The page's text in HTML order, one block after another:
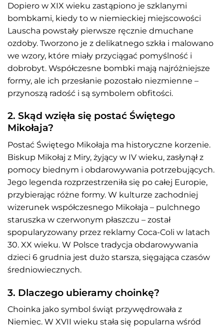
Dopiero w XIX wieku zastąpiono je szklanymi
bombkami, kiedy to w niemieckiej miejscowości
Lauscha powstały pierwsze ręcznie dmuchane
ozdoby. Tworzono je z delikatnego szkła i malowano
we wzory, które miały przyciągać pomyślność i
dobrobyt. Współczesne bombki mają najróżniejsze
formy, ale ich przesłanie pozostało niezmienne –
przynoszą radość i są symbolem obfitości.
2. Skąd wzięła się postać Świętego
Mikołaja?
Postać Świętego Mikołaja ma historyczne korzenie.
Biskup Mikołaj z Miry, żyjący w IV wieku, zasłynął z
pomocy biednym i obdarowywania potrzebujących.
Jego legenda rozprzestrzeniła się po całej Europie,
przybierając różne formy. W kulturze zachodniej
wizerunek współczesnego Mikołaja – pulchnego
staruszka w czerwonym płaszczu – został
spopularyzowany przez reklamy Coca-Coli w latach
30. XX wieku. W Polsce tradycja obdarowywania
dzieci 6 grudnia jest dużo starsza, sięgająca czasów
średniowiecznych.
3. Dlaczego ubieramy choinkę?
Choinka jako symbol świąt przywędrowała z
Niemiec. W XVII wieku stała się popularna wśród